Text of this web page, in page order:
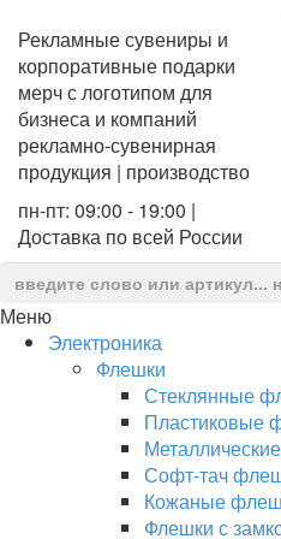
Рекламные сувениры и
корпоративные подарки
мерч с логотипом для
бизнеса и компаний
рекламно-сувенирная
продукция | производство
пн-пт: 09:00 - 19:00 |
Доставка по всей России
Меню
Электроника
Флешки
Стеклянные
Пластиковые
Софт-тач
Кожаные
Флешки с